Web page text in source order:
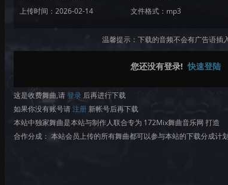
上传时间：2026-02-14
文件格式：mp3
温馨提示：下载的音频不会有广告语插
您还没有登录! 快速登陆
这是收费舞曲,请登录 后再进行下载
如果你没有账号请注册 新帐号后再下载
本站中独家舞曲是本站与制作人联合专为 172Mix舞曲音乐网 打造
合作分成： 本站会员上传的所有舞曲都可以参与本站的下载分成计